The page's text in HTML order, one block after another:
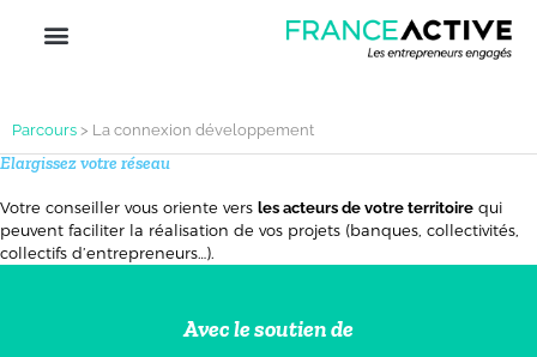
Parcours > La connexion développement
Elargissez votre réseau
Votre conseiller vous oriente vers les acteurs de votre territoire qui
peuvent faciliter la réalisation de vos projets (banques, collectivités,
collectifs d’entrepreneurs…).
Avec le soutien de